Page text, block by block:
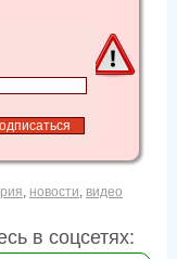
, новости, видео
в соцсетях: